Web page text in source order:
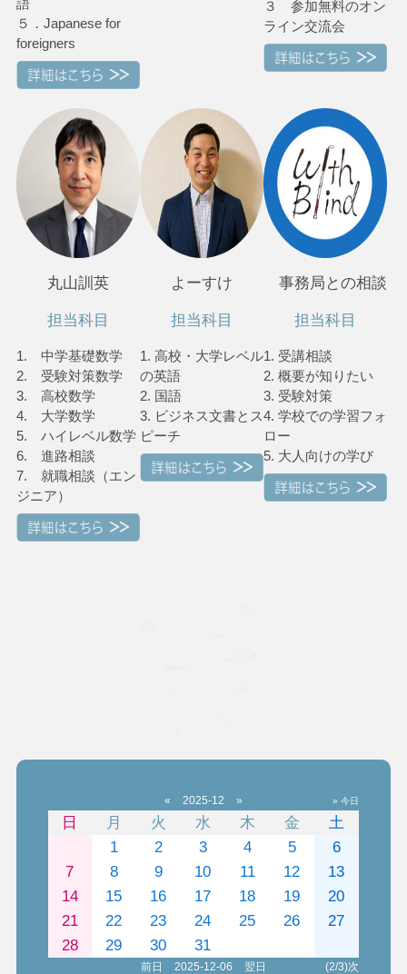
語
５．Japanese for
foreigners
３ 参加無料のオン
ライン交流会
丸山訓英
担当科目
1. 中学基礎数学
2. 受験対策数学
3. 高校数学
4. 大学数学
5. ハイレベル数学
6. 進路相談
7. 就職相談（エン
ジニア）
よーすけ
担当科目
1. 高校・大学レベル
の英語
2. 国語
3. ビジネス文書とス
ピーチ
事務局との相談
担当科目
1. 受講相談
2. 概要が知りたい
3. 受験対策
4. 学校での学習フォ
ロー
5. 大人向けの学び
« 2025-12 » » 今日
日 月 火 水 木 金
土
1
2 3 4 5
6
7
8 9 10 11 12
13
14
15 16 17 18 19
20
21
22 23 24 25 26
27
28
29 30 31
前日 2025-12-06 翌日 (2/3)次